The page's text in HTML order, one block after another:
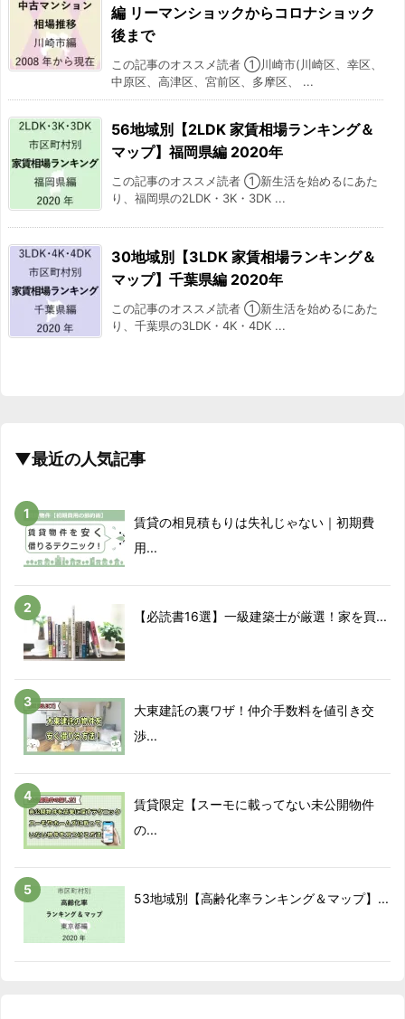
編 リーマンショックからコロナショック
後まで
この記事のオススメ読者 ①川崎市(川崎区、幸区、
中原区、高津区、宮前区、多摩区、 ...
56地域別【2LDK 家賃相場ランキング＆
マップ】福岡県編 2020年
この記事のオススメ読者 ①新生活を始めるにあた
り、福岡県の2LDK・3K・3DK ...
30地域別【3LDK 家賃相場ランキング＆
マップ】千葉県編 2020年
この記事のオススメ読者 ①新生活を始めるにあた
り、千葉県の3LDK・4K・4DK ...
▼最近の人気記事
賃貸の相見積もりは失礼じゃない｜初期費
用...
【必読書16選】一級建築士が厳選！家を買...
大東建託の裏ワザ！仲介手数料を値引き交
渉...
賃貸限定【スーモに載ってない未公開物件
の...
53地域別【高齢化率ランキング＆マップ】...